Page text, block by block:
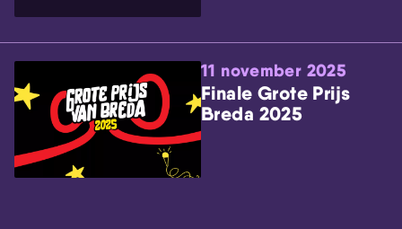
11 november 2025
Finale Grote Prijs
Breda 2025